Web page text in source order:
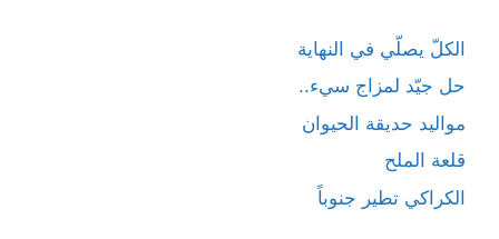
الكلّ يصلّي في النهاية
حل جيّد لمزاج سيء..
مواليد حديقة الحيوان
قلعة الملح
الكراكي تطير جنوباً